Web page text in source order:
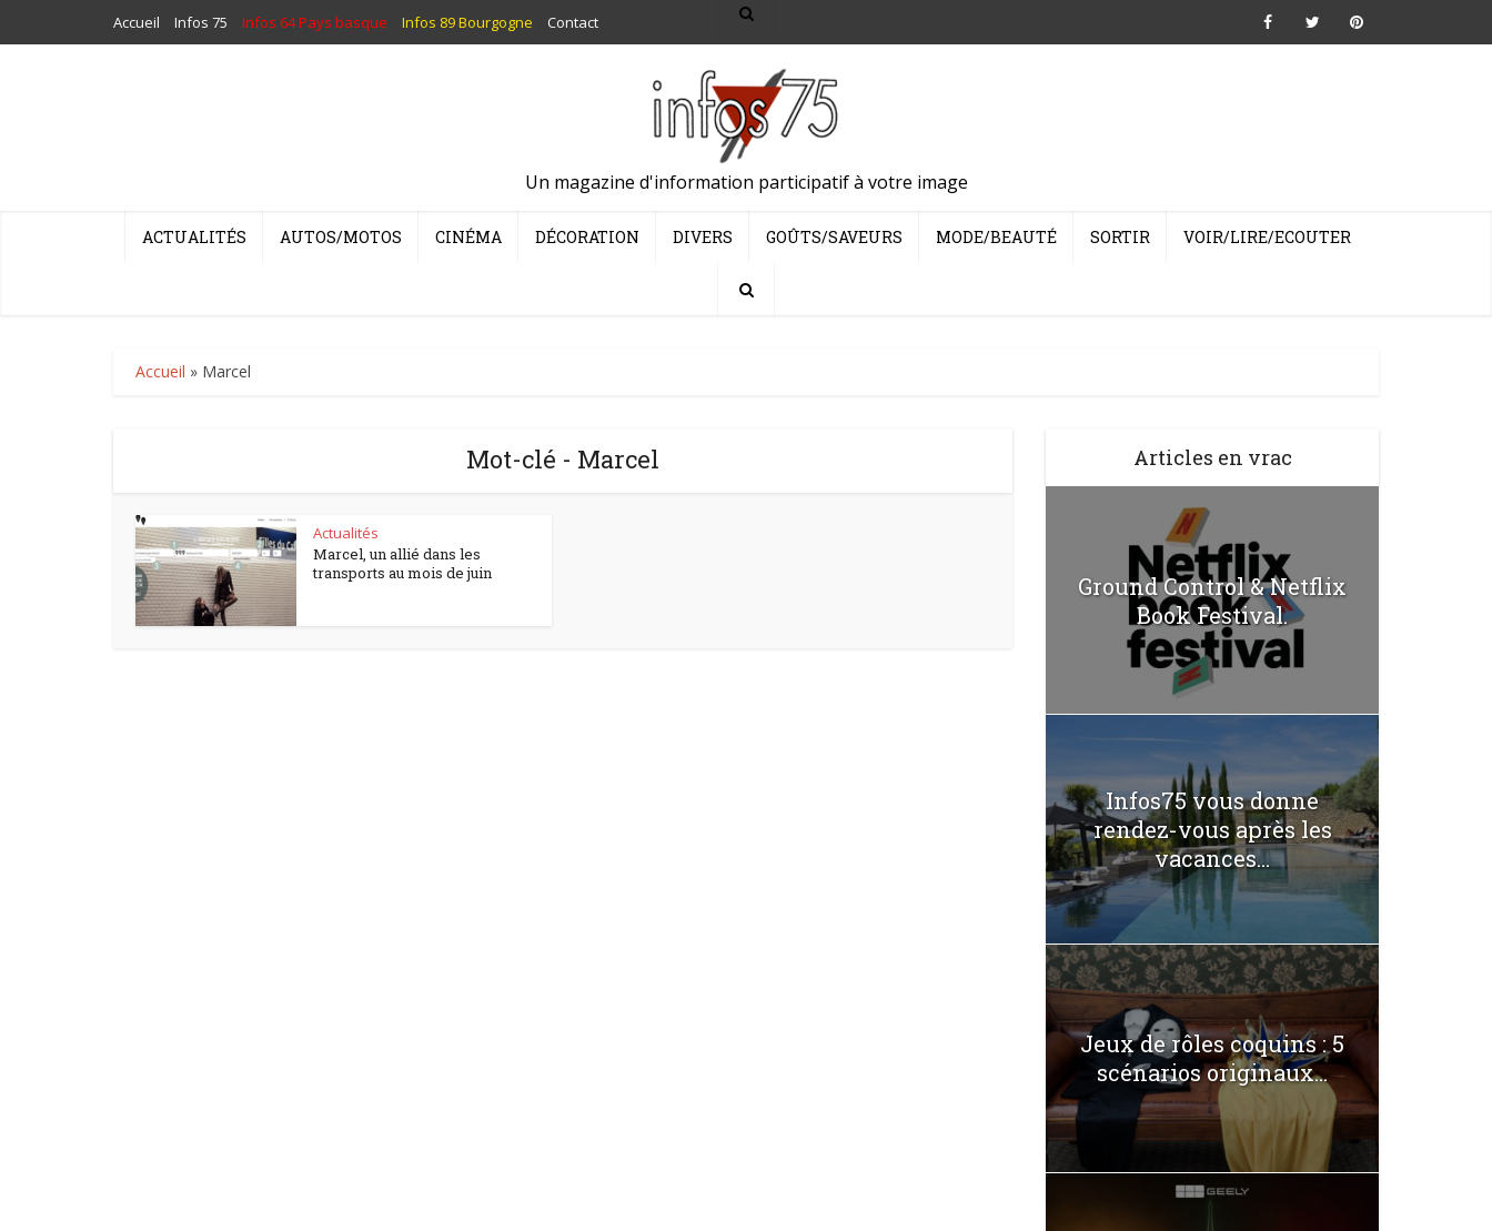
Accueil Infos 75 Infos 64 Pays basque Infos 89 Bourgogne Contact
Un magazine d'information participatif à votre image
ACTUALITÉS AUTOS/MOTOS CINÉMA DÉCORATION DIVERS GOÛTS/SAVEURS MODE/BEAUTÉ SORTIR VOIR/LIRE/ECOUTER
Accueil » Marcel
Mot-clé - Marcel
Actualités
Marcel, un allié dans les
transports au mois de juin
Articles en vrac
Ground Control & Netflix
Book Festival.
Infos75 vous donne
rendez-vous après les
vacances...
Jeux de rôles coquins : 5
scénarios originaux...